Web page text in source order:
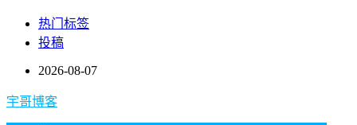
热门标签
投稿
2026-08-07
宇哥博客